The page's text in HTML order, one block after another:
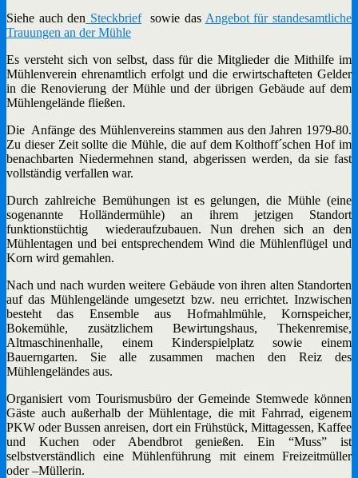
Siehe auch den Steckbriefsowie das Angebot für standesamtliche
Trauungen an der Mühle
Es versteht sich von selbst, dass für die Mitglieder die Mithilfe im
Mühlenverein ehrenamtlich erfolgt und die erwirtschafteten Gelder
in die Renovierung der Mühle und der übrigen Gebäude auf dem
Mühlengelände fließen.
Die Anfänge des Mühlenvereins stammen aus den Jahren 1979-80.
Zu dieser Zeit sollte die Mühle, die auf dem Kolthoff´schen Hof im
benachbarten Niedermehnen stand, abgerissen werden, da sie fast
vollständig verfallen war.
Durch zahlreiche Bemühungen ist es gelungen, die Mühle (eine
sogenannte Holländermühle) an ihrem jetzigen Standort
funktionstüchtig wiederaufzubauen. Nun drehen sich an den
Mühlentagen und bei entsprechendem Wind die Mühlenflügel und
Korn wird gemahlen.
Nach und nach wurden weitere Gebäude von ihren alten Standorten
auf das Mühlengelände umgesetzt bzw. neu errichtet. Inzwischen
besteht das Ensemble aus Hofmahlmühle, Kornspeicher,
Bokemühle, zusätzlichem Bewirtungshaus, Thekenremise,
Altmaschinenhalle, einem Kinderspielplatz sowie einem
Bauerngarten. Sie alle zusammen machen den Reiz des
Mühlengeländes aus.
Organisiert vom Tourismusbüro der Gemeinde Stemwede können
Gäste auch außerhalb der Mühlentage, die mit Fahrrad, eigenem
PKW oder Bussen anreisen, dort ein Frühstück, Mittagessen, Kaffee
und Kuchen oder Abendbrot genießen. Ein “Muss” ist
selbstverständlich eine Mühlenführung mit einem Freizeitmüller
oder –Müllerin.